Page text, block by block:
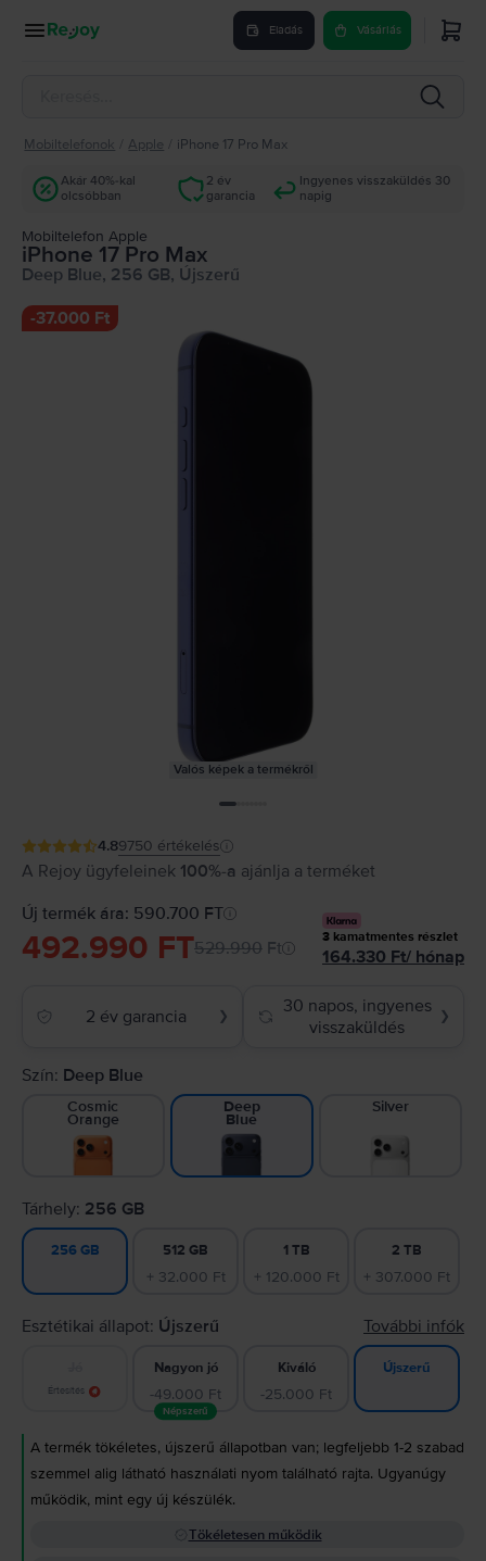
Eladás Vásárlás
Mobiltelefonok Apple iPhone 17 Pro Max
Akár 40%-kal
olcsóbban
2 év
garancia
Ingyenes visszaküldés 30
napig
Mobiltelefon Apple
iPhone 17 Pro Max
Deep Blue, 256 GB, Újszerű
-37.000 Ft
Valós képek a termékről
4.89750 értékelés
A Rejoy ügyfeleinek 100%-a ajánlja a terméket
Új termék ára: 590.700 FT
492.990 FT529.990 Ft
3 kamatmentes részlet
164.330 Ft/ hónap
2 év garancia ❯
30 napos, ingyenes
visszaküldés
❯
Szín: Deep Blue
Cosmic
Orange
Deep
Blue
Silver
Tárhely: 256 GB
256 GB 512 GB
+ 32.000 Ft
1 TB
+ 120.000 Ft
2 TB
+ 307.000 Ft
Esztétikai állapot: Újszerű További infók
Értesítés
Nagyon jó
-49.000 Ft
Népszerű
Kiváló
-25.000 Ft
Újszerű
A termék tökéletes, újszerű állapotban van; legfeljebb 1-2 szabad
szemmel alig látható használati nyom található rajta. Ugyanúgy
működik, mint egy új készülék.
Tökéletesen működik